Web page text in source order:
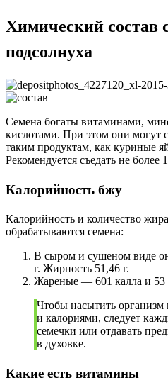
Химический состав
подсолнуха
Семена богаты витаминами,
кислотами. При этом они могут
таким продуктам, как куриные
Рекомендуется съедать не более
Калорийность бжу
Калорийность и количество
обрабатываются семена:
В сыром и сушеном виде
г. Жирность 51,46 г.
Жареные — 601 калла и 53
Чтобы насытить
и калориями, следует
семечки или отдавать
в духовке.
Какие есть витамины